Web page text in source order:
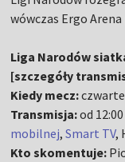
wówczas Ergo
Liga Narodów
[szczegóły
Kiedy mecz:
Transmisja:od
mobilnej,Smart TV,
Kto skomentuje: